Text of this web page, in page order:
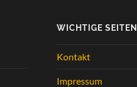
WICHTIGE SEITEN
Kontakt
Impressum